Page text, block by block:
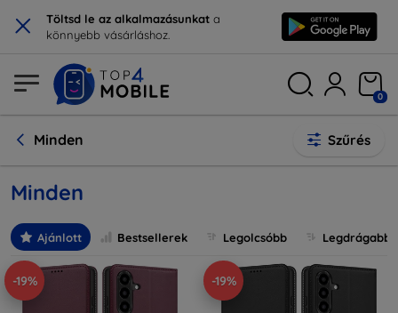
× Töltsd le az alkalmazásunkat a
könnyebb vásárláshoz.
0
Minden Szűrés
Minden
Ajánlott Bestsellerek Legolcsóbb Legdrágabb
-19% -19%